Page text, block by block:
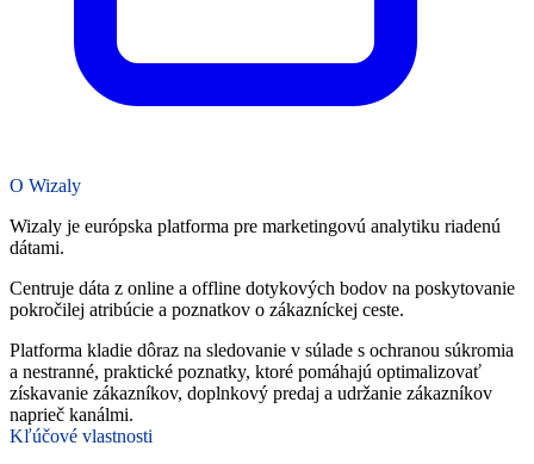
O Wizaly
Wizaly je európska platforma pre marketingovú analytiku riadenú
dátami.
Centruje dáta z online a offline dotykových bodov na poskytovanie
pokročilej atribúcie a poznatkov o zákazníckej ceste.
Platforma kladie dôraz na sledovanie v súlade s ochranou súkromia
a nestranné, praktické poznatky, ktoré pomáhajú optimalizovať
získavanie zákazníkov, doplnkový predaj a udržanie zákazníkov
naprieč kanálmi.
Kľúčové vlastnosti